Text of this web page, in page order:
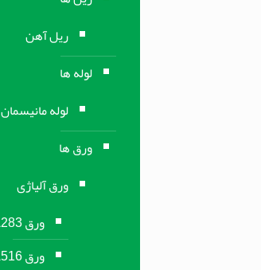
ریل آهن
لوله ها
لوله مانیسمان
ورق ها
ورق آلیاژی
ورق A283
ورق A516